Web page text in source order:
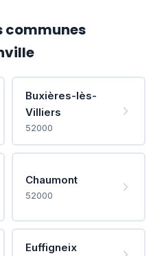
communes
Buxières-lès-
Villiers
52000
Chaumont
52000
Euffigneix